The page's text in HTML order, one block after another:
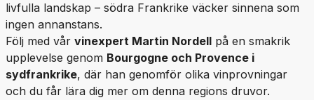
livfulla landskap – södra Frankrike väcker sinnena som
ingen annanstans.
Följ med vår vinexpert Martin Nordell på en smakrik
upplevelse genom Bourgogne och Provence i
sydfrankrike, där han genomför olika vinprovningar
och du får lära dig mer om denna regions druvor.